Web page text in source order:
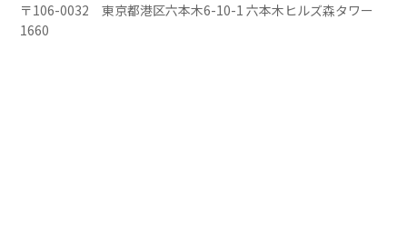
〒106-0032 東京都港区六本木6-10-1 六本木ヒルズ森タワー
1660